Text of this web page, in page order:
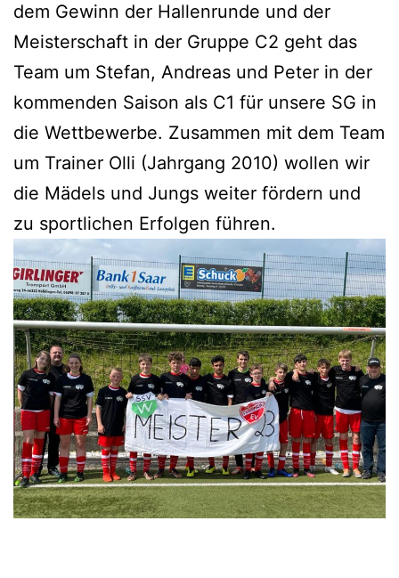
dem Gewinn der Hallenrunde und der
Meisterschaft in der Gruppe C2 geht das
Team um Stefan, Andreas und Peter in der
kommenden Saison als C1 für unsere SG in
die Wettbewerbe. Zusammen mit dem Team
um Trainer Olli (Jahrgang 2010) wollen wir
die Mädels und Jungs weiter fördern und
zu sportlichen Erfolgen führen.